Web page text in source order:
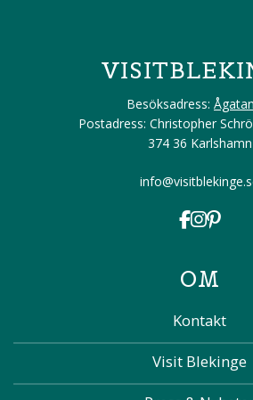
Besöksadress:
Postadress: Christopher
374 36 Karlshamn
OM
Kontakt
Visit Blekinge